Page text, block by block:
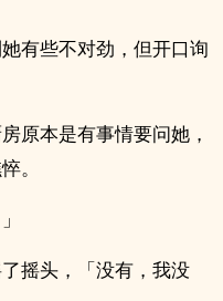
有些不对劲，但开口询
原本是有事情要问她，
。
摇头，「没有，我没